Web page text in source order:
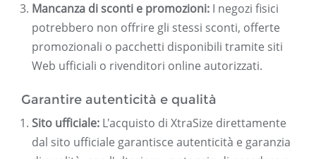
Mancanza di sconti e promozioni: I negozi fisici
potrebbero non offrire gli stessi sconti, offerte
promozionali o pacchetti disponibili tramite siti
Web ufficiali o rivenditori online autorizzati.
Garantire autenticità e qualità
Sito ufficiale: L'acquisto di XtraSize direttamente
dal sito ufficiale garantisce autenticità e garanzia